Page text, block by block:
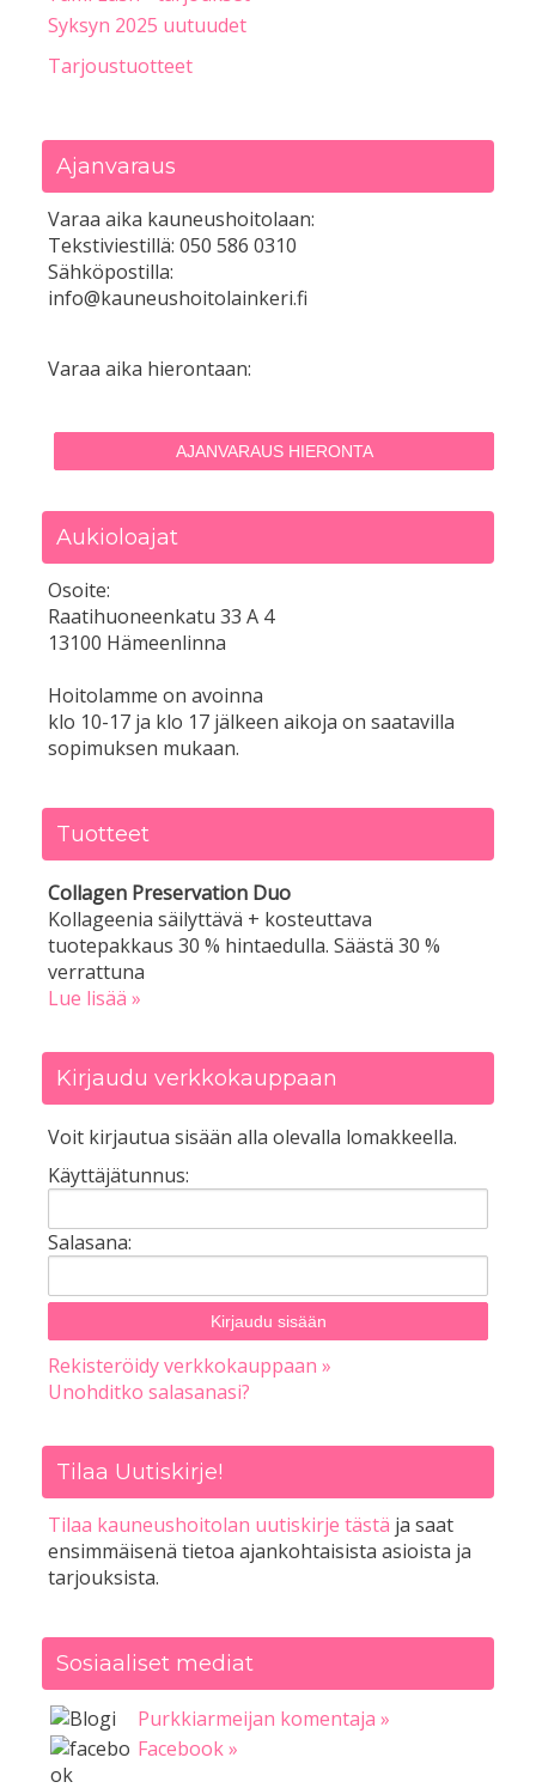
Syksyn 2025 uutuudet
Tarjoustuotteet
Ajanvaraus
Varaa aika kauneushoitolaan:
Tekstiviestillä: 050 586 0310
Sähköpostilla:
info@kauneushoitolainkeri.fi
Varaa aika hierontaan:
AJANVARAUS HIERONTA
Aukioloajat
Osoite:
Raatihuoneenkatu 33 A 4
13100 Hämeenlinna
Hoitolamme on avoinna
klo 10-17 ja klo 17 jälkeen aikoja on saatavilla
sopimuksen mukaan.
Tuotteet
Collagen Preservation Duo
Kollageenia säilyttävä + kosteuttava
tuotepakkaus 30 % hintaedulla. Säästä 30 %
verrattuna
Lue lisää »
Kirjaudu verkkokauppaan
Voit kirjautua sisään alla olevalla lomakkeella.
Käyttäjätunnus:
Salasana:
Rekisteröidy verkkokauppaan »
Unohditko salasanasi?
Tilaa Uutiskirje!
Tilaa kauneushoitolan uutiskirje tästä ja saat
ensimmäisenä tietoa ajankohtaisista asioista ja
tarjouksista.
Sosiaaliset mediat
Purkkiarmeijan komentaja »
Facebook »